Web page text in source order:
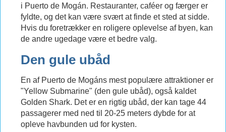
i Puerto de Mogán. Restauranter, caféer og færger er
fyldte, og det kan være svært at finde et sted at sidde.
Hvis du foretrækker en roligere oplevelse af byen, kan
de andre ugedage være et bedre valg.
Den gule ubåd
En af Puerto de Mogáns mest populære attraktioner er
"Yellow Submarine" (den gule ubåd), også kaldet
Golden Shark. Det er en rigtig ubåd, der kan tage 44
passagerer med ned til 20-25 meters dybde for at
opleve havbunden ud for kysten.